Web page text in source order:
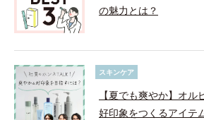
の魅力とは？
スキンケア
【夏でも爽やか】オル
好印象をつくるアイテ